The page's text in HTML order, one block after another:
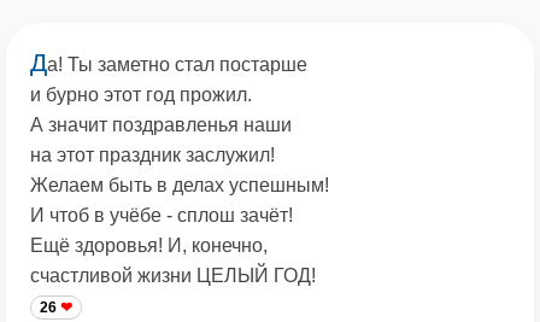
Да! Ты заметно стал постарше
и бурно этот год прожил.
А значит поздравленья наши
на этот праздник заслужил!
Желаем быть в делах успешным!
И чтоб в учёбе - сплош зачёт!
Ещё здоровья! И, конечно,
счастливой жизни ЦЕЛЫЙ ГОД!
26